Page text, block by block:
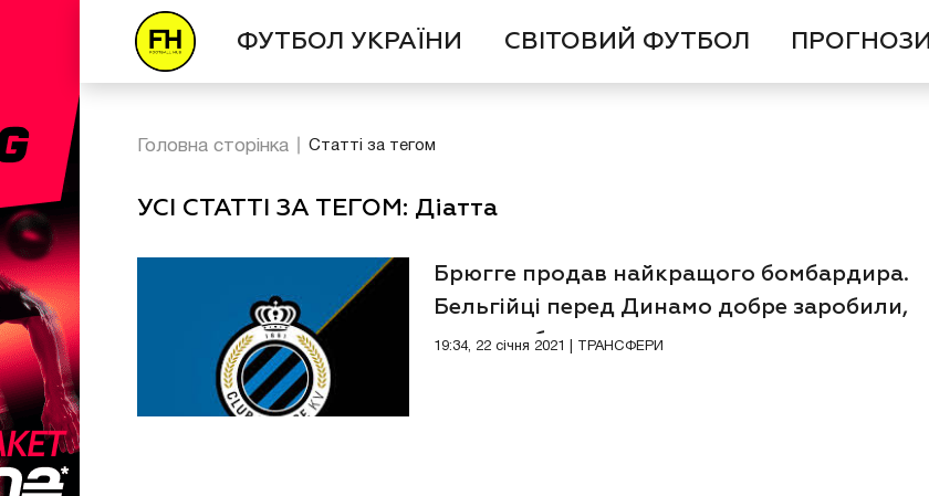
ФУТБОЛ УКРАЇНИ СВІТОВИЙ ФУТБОЛ ПРОГНОЗИ
Головна сторінка Статті за тегом
УСІ СТАТТІ ЗА ТЕГОМ: Діатта
Брюгге продав найкращого бомбардира.
Бельгійці перед Динамо добре заробили,
але ослабли
19:34, 22 січня 2021 | ТРАНСФЕРИ